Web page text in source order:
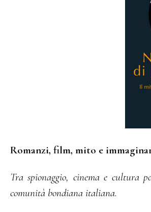
Romanzi, film, mito e
Tra spionaggio, cinema e cultura
comunità bondiana italiana.